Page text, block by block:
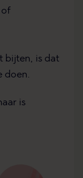
of
bijten, is dat
doen.
is